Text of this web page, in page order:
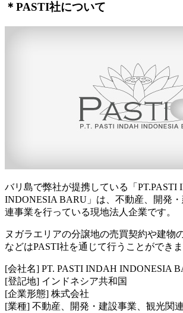
＊PASTI社について
バリ島で弊社が提携している「PT.PASTI
INDONESIA BARU」は、不動産、開発
連事業を行っている現地法人企業です。
ヌガラエリアの分譲地の売買契約や建物
などはPASTI社を通じて行うことができま
[会社名] PT. PASTI INDAH INDONESIA
[登記地] インドネシア共和国
[企業形態] 株式会社
[業種] 不動産、開発・建設事業、観光関